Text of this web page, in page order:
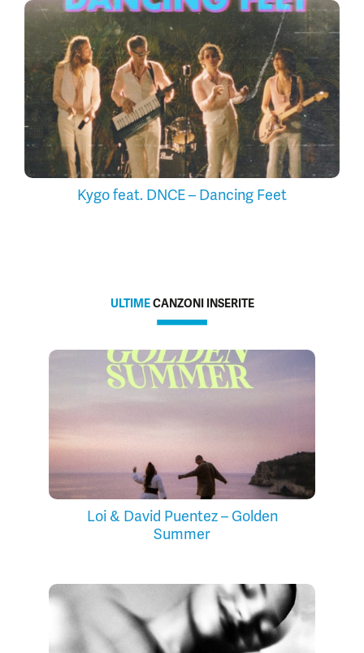
Kygo feat. DNCE – Dancing Feet
ULTIMECANZONI INSERITE
Loi & David Puentez – Golden
Summer